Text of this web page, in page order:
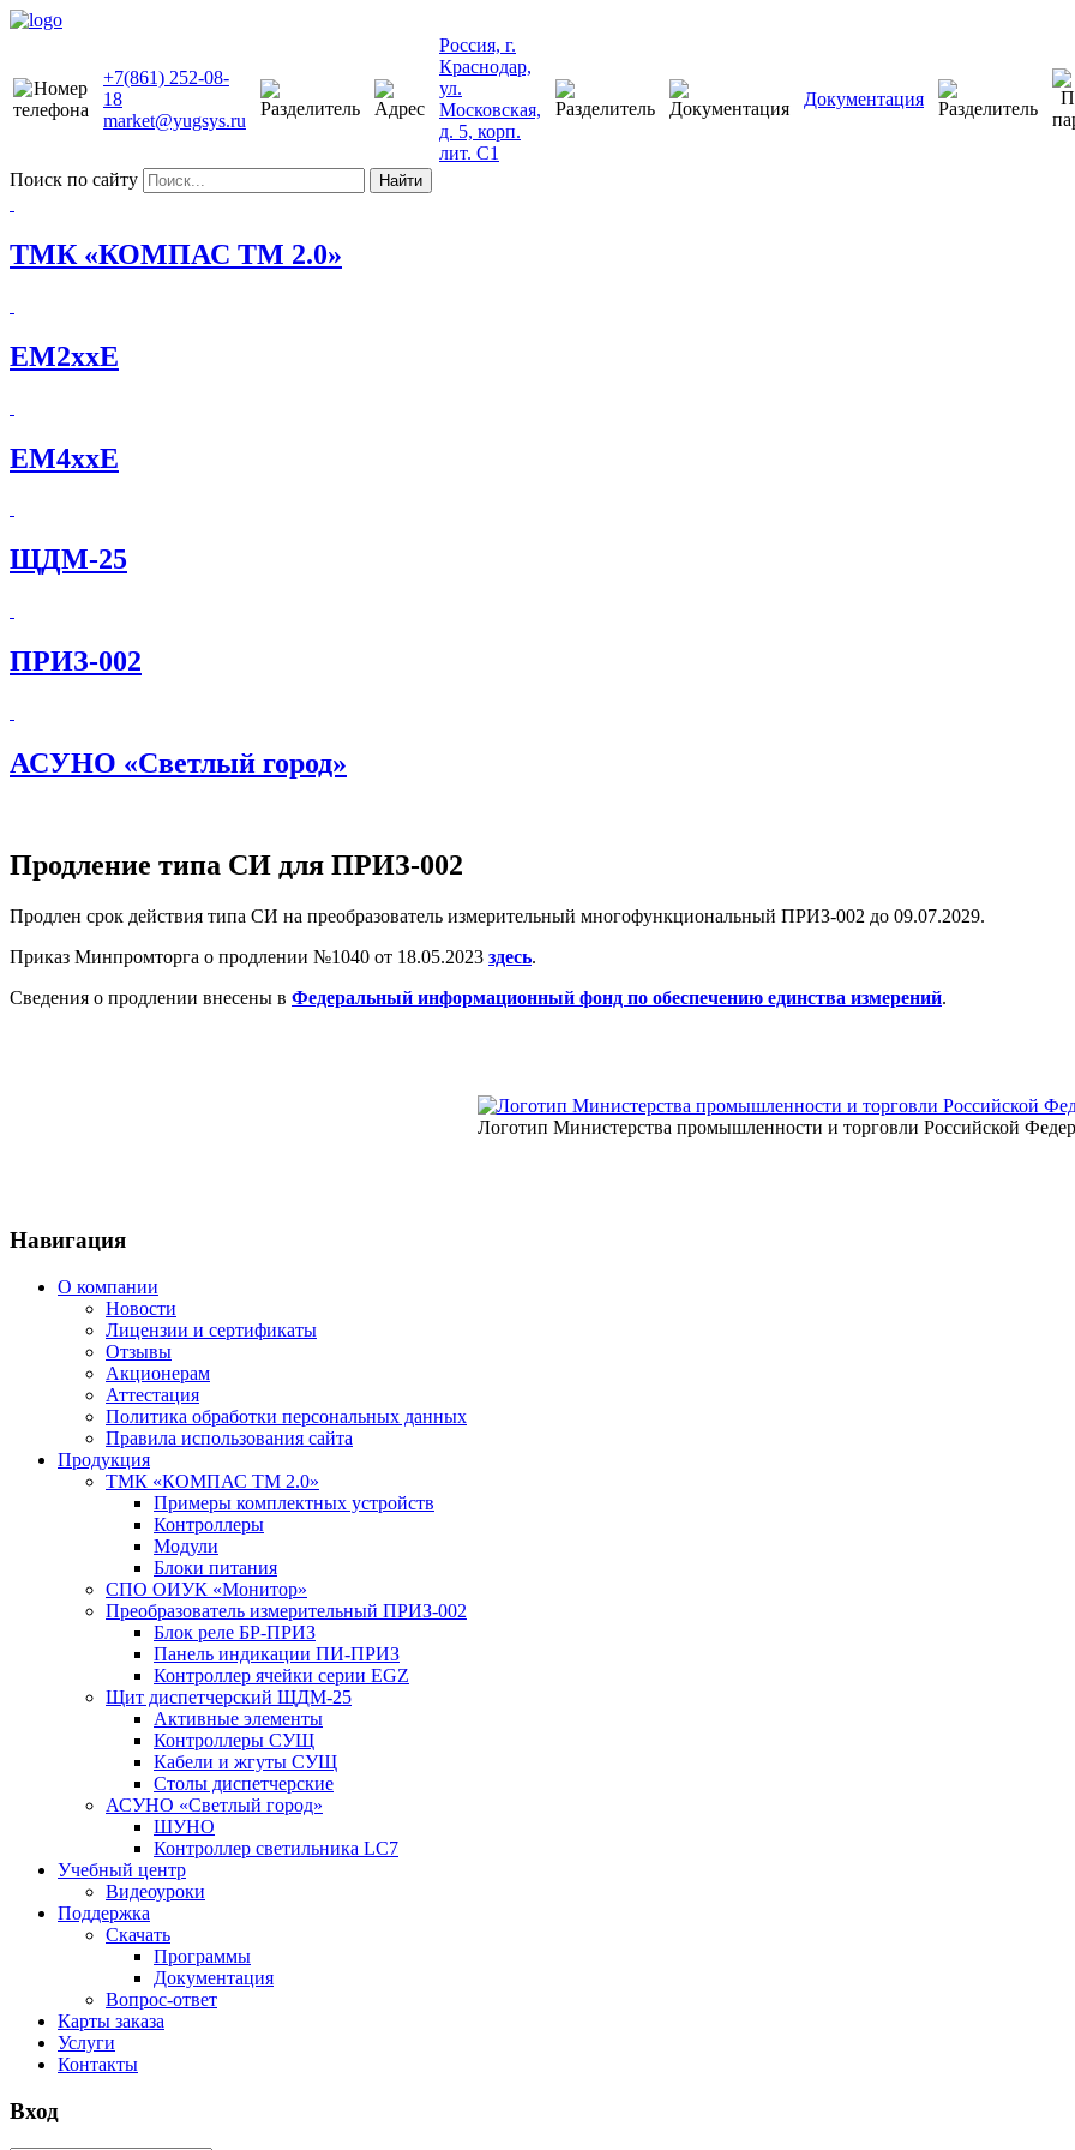
+7(861) 252-08-
18
market@yugsys.ru
Россия, г.
Краснодар,
ул.
Московская,
д. 5, корп.
лит. С1
Документация
Поиск по сайту Найти
ТМК «КОМПАС ТМ 2.0»
EM2xxE
EM4xxE
ЩДМ-25
ПРИЗ-002
АСУНО «Светлый город»
Продление типа СИ для ПРИЗ-002
Продлен срок действия типа СИ на преобразователь измерительный многофункциональный ПРИЗ-002 до 09.07.2029.
Приказ Минпромторга о продлении №1040 от 18.05.2023 здесь.
Сведения о продлении внесены в Федеральный информационный фонд по обеспечению единства измерений.
Логотип Министерства промышленности и торговли Российской
Навигация
О компании
Новости
Лицензии и сертификаты
Отзывы
Акционерам
Аттестация
Политика обработки персональных данных
Правила использования сайта
Продукция
ТМК «КОМПАС ТМ 2.0»
Примеры комплектных устройств
Контроллеры
Модули
Блоки питания
СПО ОИУК «Монитор»
Преобразователь измерительный ПРИЗ-002
Блок реле БР-ПРИЗ
Панель индикации ПИ-ПРИЗ
Контроллер ячейки серии EGZ
Щит диспетчерский ЩДМ-25
Активные элементы
Контроллеры СУЩ
Кабели и жгуты СУЩ
Столы диспетчерские
АСУНО «Светлый город»
ШУНО
Контроллер светильника LC7
Учебный центр
Видеоуроки
Поддержка
Скачать
Программы
Документация
Вопрос-ответ
Карты заказа
Услуги
Контакты
Вход